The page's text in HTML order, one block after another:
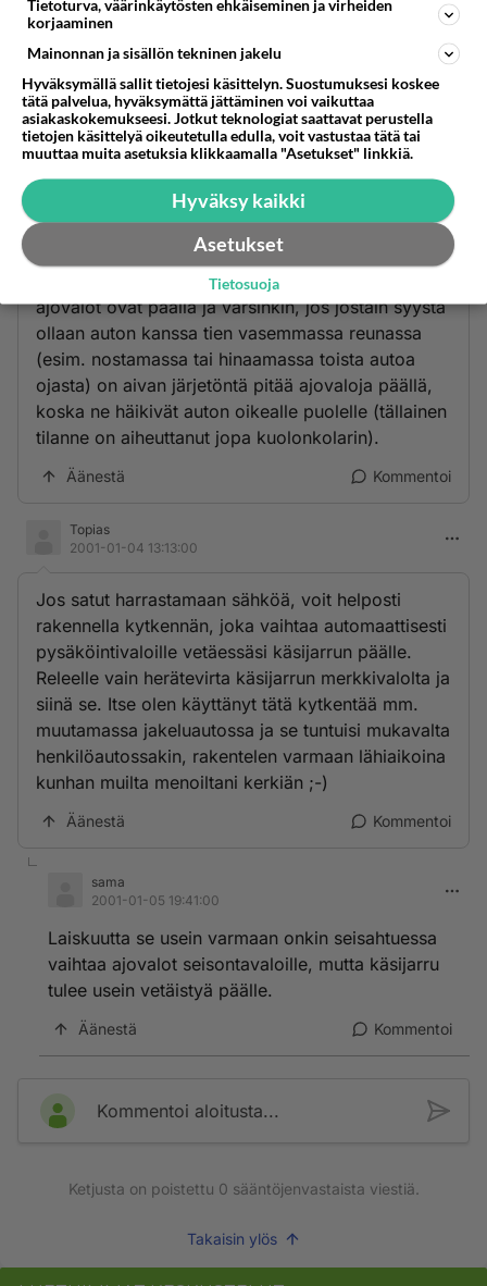
Fulltime 4wd
2001-01-04 01:01:00
Puhut asiaa. Lisäksi: esimerkiksi, jos autossa on
varoitusvilkut kytkettynä, niin ne eivät näy, jos
ajovalot ovat päällä ja varsinkin, jos jostain syystä
ollaan auton kanssa tien vasemmassa reunassa
(esim. nostamassa tai hinaamassa toista autoa
ojasta) on aivan järjetöntä pitää ajovaloja päällä,
koska ne häikivät auton oikealle puolelle (tällainen
tilanne on aiheuttanut jopa kuolonkolarin).
Äänestä Kommentoi
Topias
2001-01-04 13:13:00
Jos satut harrastamaan sähköä, voit helposti
rakennella kytkennän, joka vaihtaa automaattisesti
pysäköintivaloille vetäessäsi käsijarrun päälle.
Releelle vain herätevirta käsijarrun merkkivalolta ja
siinä se. Itse olen käyttänyt tätä kytkentää mm.
muutamassa jakeluautossa ja se tuntuisi mukavalta
henkilöautossakin, rakentelen varmaan lähiaikoina
kunhan muilta menoiltani kerkiän ;-)
Äänestä Kommentoi
sama
2001-01-05 19:41:00
Laiskuutta se usein varmaan onkin seisahtuessa
vaihtaa ajovalot seisontavaloille, mutta käsijarru
tulee usein vetäistyä päälle.
Äänestä Kommentoi
Kommentoi aloitusta...
Ketjusta on poistettu 0 sääntöjenvastaista viestiä.
Takaisin ylös
Tietoturva, väärinkäytösten ehkäiseminen ja virheiden
korjaaminen
Mainonnan ja sisällön tekninen jakelu
Hyväksymällä sallit tietojesi käsittelyn. Suostumuksesi koskee
tätä palvelua, hyväksymättä jättäminen voi vaikuttaa
asiakaskokemukseesi. Jotkut teknologiat saattavat perustella
tietojen käsittelyä oikeutetulla edulla, voit vastustaa tätä tai
muuttaa muita asetuksia klikkaamalla "Asetukset" linkkiä.
Hyväksy kaikki
Asetukset
Tietosuoja